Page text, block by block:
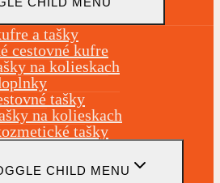
a tašky
cestovné kufre
na kolieskach
tašky
na kolieskach
tašky
CHILD MENU